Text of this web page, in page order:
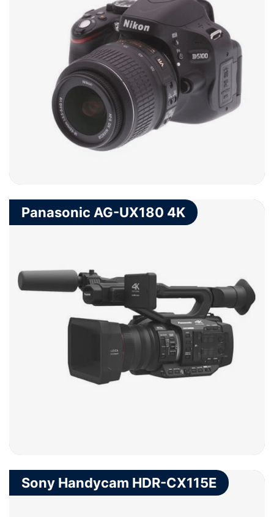
Panasonic AG-UX180 4K
Sony Handycam HDR-CX115E